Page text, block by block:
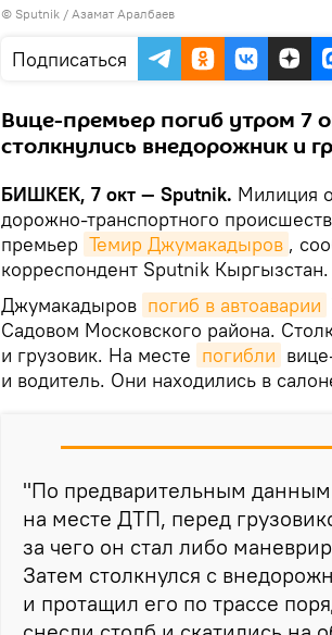
© Sputnik / Азамат Аралбаев
Подписаться
Вице-премьер погиб утром 7
столкнулись внедорожник и
БИШКЕК, 7 окт — Sputnik. Милиция
дорожно-транспортного
премьер Темир Джумакадыров ,
корреспондент Sputnik Кыргызстан.
Джумакадыров погиб в автоаварии
Садовом Московского района.
и грузовик. На месте погибли
и водитель. Они находились в
"По предварительным
на месте ДТП, перед
за чего он стал либо
Затем столкнулся с
и протащил его по трассе